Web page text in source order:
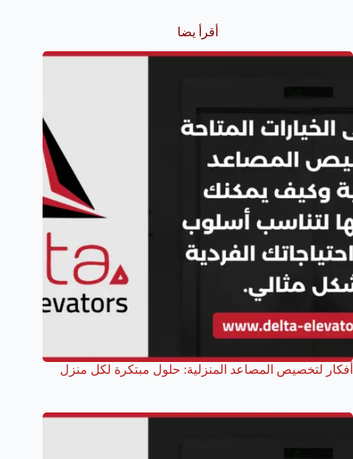
أقرأ يضا
أفكار لتخصيص المصاعد المنزلية: حلول مبتكرة لكل منزل